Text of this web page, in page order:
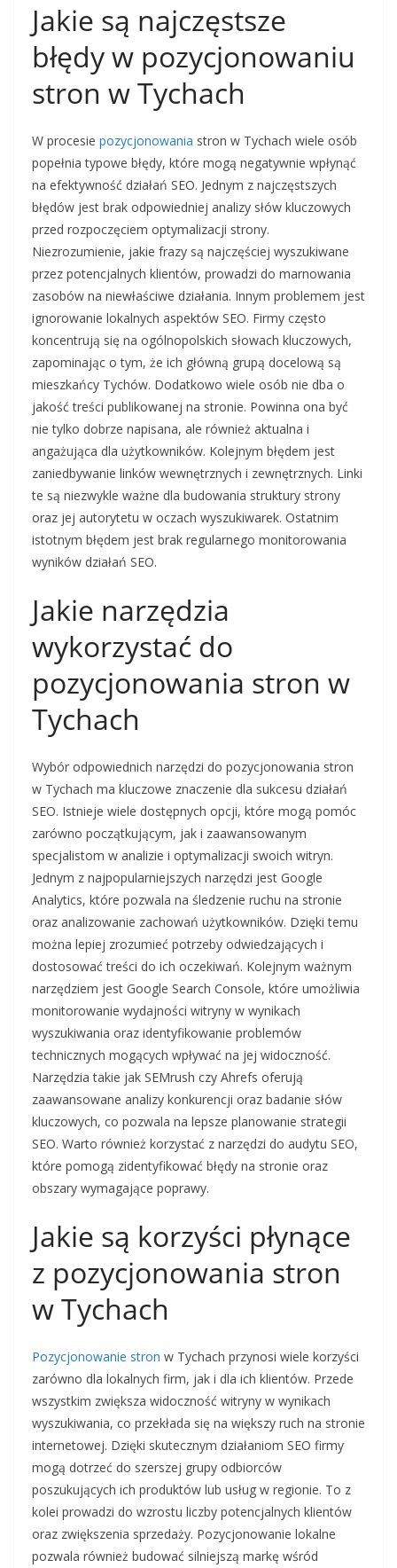
Jakie są najczęstsze
błędy w pozycjonowaniu
stron w Tychach
W procesie pozycjonowania stron w Tychach wiele osób
popełnia typowe błędy, które mogą negatywnie wpłynąć
na efektywność działań SEO. Jednym z najczęstszych
błędów jest brak odpowiedniej analizy słów kluczowych
przed rozpoczęciem optymalizacji strony.
Niezrozumienie, jakie frazy są najczęściej wyszukiwane
przez potencjalnych klientów, prowadzi do marnowania
zasobów na niewłaściwe działania. Innym problemem jest
ignorowanie lokalnych aspektów SEO. Firmy często
koncentrują się na ogólnopolskich słowach kluczowych,
zapominając o tym, że ich główną grupą docelową są
mieszkańcy Tychów. Dodatkowo wiele osób nie dba o
jakość treści publikowanej na stronie. Powinna ona być
nie tylko dobrze napisana, ale również aktualna i
angażująca dla użytkowników. Kolejnym błędem jest
zaniedbywanie linków wewnętrznych i zewnętrznych. Linki
te są niezwykle ważne dla budowania struktury strony
oraz jej autorytetu w oczach wyszukiwarek. Ostatnim
istotnym błędem jest brak regularnego monitorowania
wyników działań SEO.
Jakie narzędzia
wykorzystać do
pozycjonowania stron w
Tychach
Wybór odpowiednich narzędzi do pozycjonowania stron
w Tychach ma kluczowe znaczenie dla sukcesu działań
SEO. Istnieje wiele dostępnych opcji, które mogą pomóc
zarówno początkującym, jak i zaawansowanym
specjalistom w analizie i optymalizacji swoich witryn.
Jednym z najpopularniejszych narzędzi jest Google
Analytics, które pozwala na śledzenie ruchu na stronie
oraz analizowanie zachowań użytkowników. Dzięki temu
można lepiej zrozumieć potrzeby odwiedzających i
dostosować treści do ich oczekiwań. Kolejnym ważnym
narzędziem jest Google Search Console, które umożliwia
monitorowanie wydajności witryny w wynikach
wyszukiwania oraz identyfikowanie problemów
technicznych mogących wpływać na jej widoczność.
Narzędzia takie jak SEMrush czy Ahrefs oferują
zaawansowane analizy konkurencji oraz badanie słów
kluczowych, co pozwala na lepsze planowanie strategii
SEO. Warto również korzystać z narzędzi do audytu SEO,
które pomogą zidentyfikować błędy na stronie oraz
obszary wymagające poprawy.
Jakie są korzyści płynące
z pozycjonowania stron
w Tychach
Pozycjonowanie stron w Tychach przynosi wiele korzyści
zarówno dla lokalnych firm, jak i dla ich klientów. Przede
wszystkim zwiększa widoczność witryny w wynikach
wyszukiwania, co przekłada się na większy ruch na stronie
internetowej. Dzięki skutecznym działaniom SEO firmy
mogą dotrzeć do szerszej grupy odbiorców
poszukujących ich produktów lub usług w regionie. To z
kolei prowadzi do wzrostu liczby potencjalnych klientów
oraz zwiększenia sprzedaży. Pozycjonowanie lokalne
pozwala również budować silniejszą markę wśród